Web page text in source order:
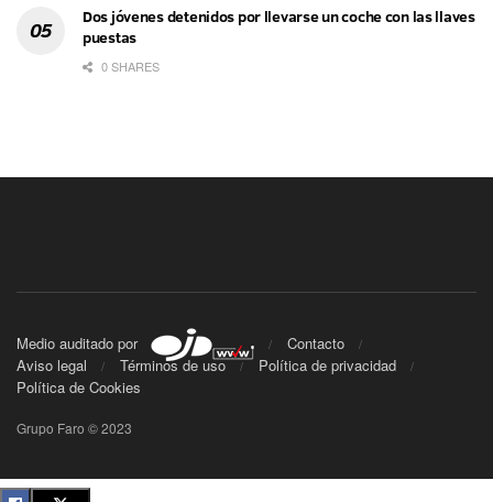
Dos jóvenes detenidos por llevarse un coche con las llaves
puestas
0 SHARES
Medio auditado por
Contacto
Aviso legal
Términos de uso
Política de privacidad
Política de Cookies
Grupo Faro © 2023